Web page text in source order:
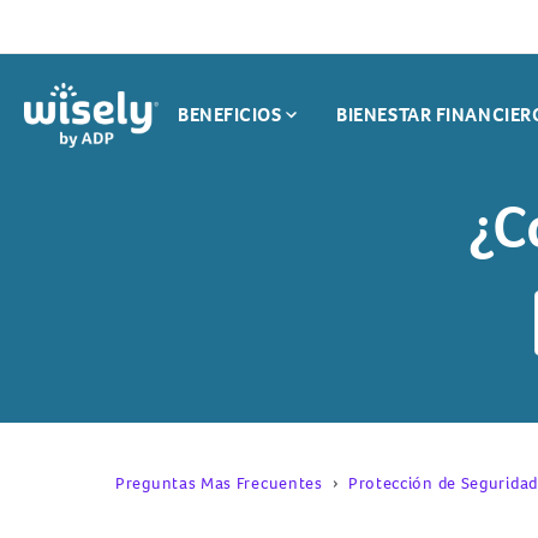
BENEFICIOS
No Hay
Pago De
BIENESTAR
Preguntas Mas Frecuentes Protección de